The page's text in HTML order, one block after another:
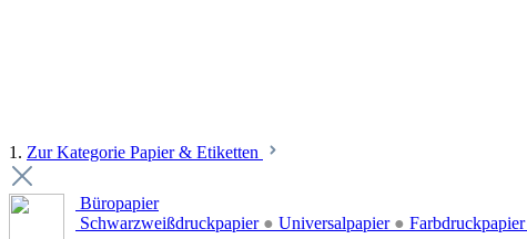
1. Zur Kategorie Papier & Etiketten
Büropapier
Schwarzweißdruckpapier ● Universalpapier ● Farbdruckpapier